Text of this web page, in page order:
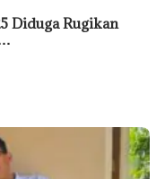
Diduga Rugikan